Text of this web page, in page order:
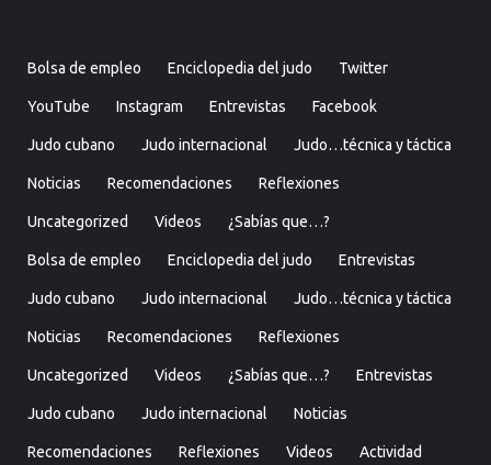
Bolsa de empleo Enciclopedia del judo Twitter
YouTube Instagram Entrevistas Facebook
Judo cubano Judo internacional Judo…técnica y táctica
Noticias Recomendaciones Reflexiones
Uncategorized Videos ¿Sabías que…?
Bolsa de empleo Enciclopedia del judo Entrevistas
Judo cubano Judo internacional Judo…técnica y táctica
Noticias Recomendaciones Reflexiones
Uncategorized Videos ¿Sabías que…? Entrevistas
Judo cubano Judo internacional Noticias
Recomendaciones Reflexiones Videos Actividad